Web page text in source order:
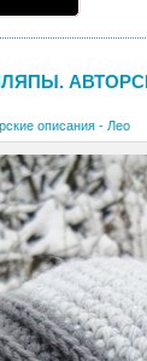
описания - Лео